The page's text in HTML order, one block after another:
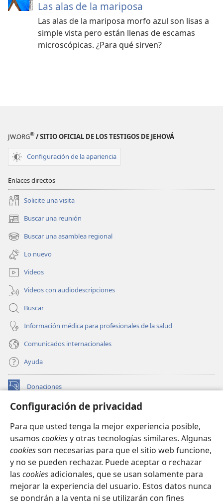
Configuración de privacidad
Para que usted tenga la mejor experiencia posible,
usamos cookiesy otras tecnologías similares. Algunas
cookiesson necesarias para que el sitio web funcione,
y no se pueden rechazar. Puede aceptar o rechazar
las cookiesadicionales, que se usan solamente para
mejorar la experiencia del usuario. Estos datos nunca
se pondrán a la venta ni se utilizarán con fines
Las alas de la mariposa
Las alas de la mariposa morfo azul son lisas a
simple vista pero están llenas de escamas
microscópicas. ¿Para qué sirven?
JW.ORG® / SITIO OFICIAL DE LOS TESTIGOS DE JEHOVÁ
Configuración de la apariencia
Enlaces directos
Solicite una visita
Buscar una reunión
(abre
una
nueva
ventana)
Buscar una asamblea regional
(abre
una
nueva
ventana)
Lo nuevo
Videos
Videos con audiodescripciones
Buscar
Información médica para profesionales de la salud
Comunicados internacionales
Ayuda
Donaciones
(abre
nueva BIBLIOTECA EN LÍNEA Watchtower™
una
nueva
ventana)
JW Hub
(abre
una
nueva
ventana)
JW Library
Watchtower Library